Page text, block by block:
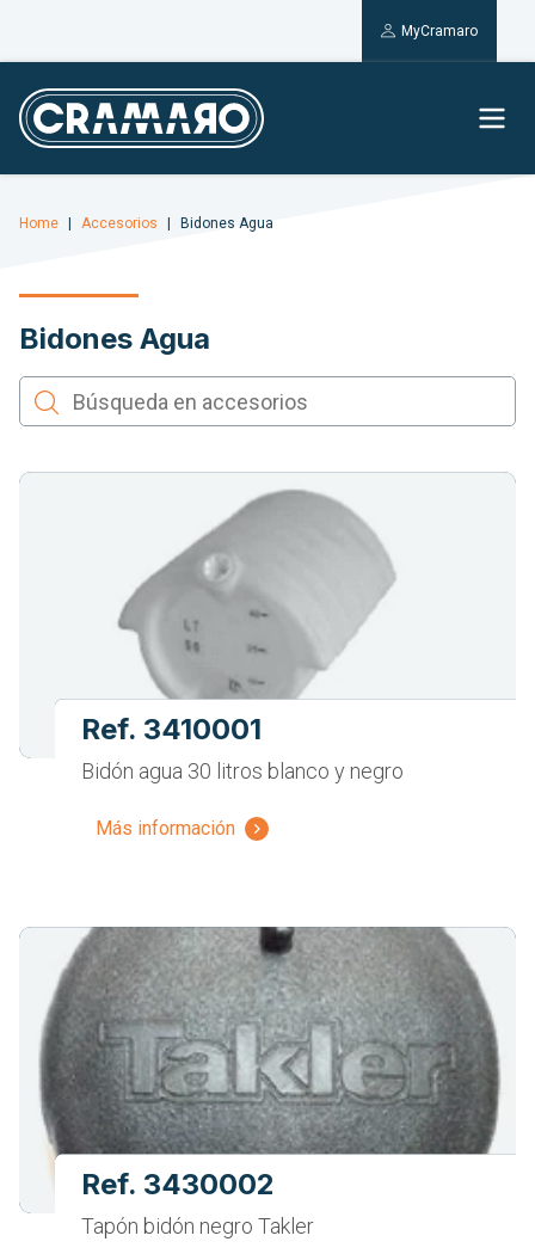
MyCramaro
Home Accesorios Bidones Agua
Bidones Agua
Ref. 3410001
Bidón agua 30 litros blanco y negro
Más información
Ref. 3430002
Tapón bidón negro Takler